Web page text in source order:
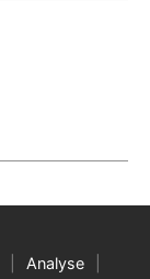
Analyse